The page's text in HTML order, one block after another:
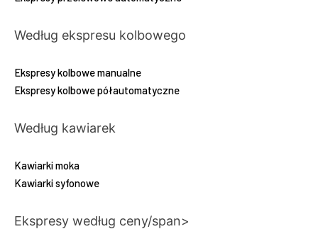
Według ekspresu kolbowego
Ekspresy kolbowe manualne
Ekspresy kolbowe półautomatyczne
Według kawiarek
Kawiarki moka
Kawiarki syfonowe
Ekspresy według ceny/span>